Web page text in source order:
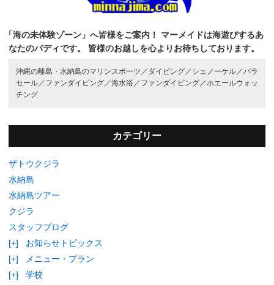
「海の未体験ゾーン」へ皆様をご案内！
マーメイドは海遊びするあ
なたのバディです。
皆様のお越しを心よりお待ちしております。
沖縄の離島・水納島のマリンスポーツ／ ダイビング／ シュノーケル／パラ
セール／ ファンダイビング／海水浴／ ファンダイビング／ホエールウォッ
チング
カテゴリー
ザトウクジラ
水納島
水納島ツアー
クジラ
スタッフブログ
[+]
お知らせトピックス
[+]
メニュー・プラン
[+]
学校